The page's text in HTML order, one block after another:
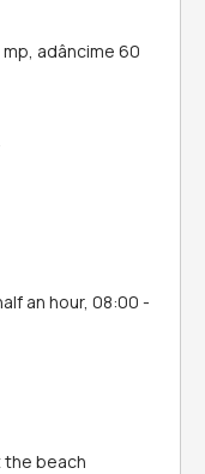
adâncime 60
an hour, 08:00 -
the beach